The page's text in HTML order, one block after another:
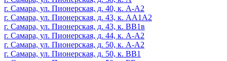
г. Самара, ул. Пионерская, д. 40, к. А-А2
г. Самара, ул. Пионерская, д. 43, к. АА1А2
г. Самара, ул. Пионерская, д. 43, к. ВВ1в
г. Самара, ул. Пионерская, д. 44, к. А-А2
г. Самара, ул. Пионерская, д. 50, к. А-А2
г. Самара, ул. Пионерская, д. 50, к. ВВ1